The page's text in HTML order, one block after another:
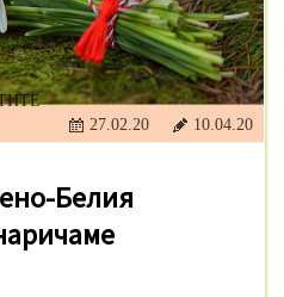
10.04.20
27.02.20
Белия